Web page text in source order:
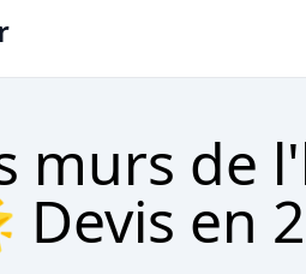
murs de
Devis en